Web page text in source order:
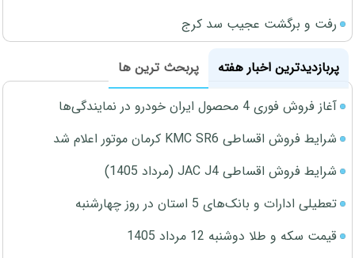
رفت و برگشت عجیب سد کرج
پربازدیدترین اخبار هفته
پربحث ترین ها
آغاز فروش فوری 4 محصول ایران خودرو در نمایندگی‌ها
شرایط فروش اقساطی KMC SR6 کرمان موتور اعلام شد
شرایط فروش اقساطی JAC J4 (مرداد 1405)
تعطیلی ادارات و بانک‌های 5 استان در روز چهارشنبه
قیمت سکه و طلا دوشنبه 12 مرداد 1405